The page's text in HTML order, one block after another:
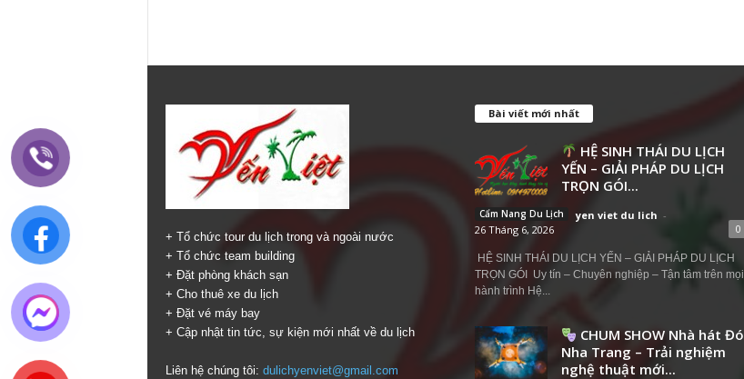
+ Tổ chức tour du lịch trong và ngoài nước
+ Tổ chức team building
+ Đặt phòng khách sạn
+ Cho thuê xe du lịch
+ Đặt vé máy bay
+ Cập nhật tin tức, sự kiện mới nhất về du lịch
Liên hệ chúng tôi: dulichyenviet@gmail.com
Bài viết mới nhất
HỆ SINH THÁI DU LỊCH
YẾN – GIẢI PHÁP DU LỊCH
TRỌN GÓI...
Cẩm Nang Du Lịch yen viet du lich -
26 Tháng 6, 2026
0
HỆ SINH THÁI DU LỊCH YẾN – GIẢI PHÁP DU LỊCH
TRỌN GÓI Uy tín – Chuyên nghiệp – Tận tâm trên mọi
hành trình Hệ...
CHUM SHOW Nhà hát Đó
Nha Trang – Trải nghiệm
nghệ thuật mới...